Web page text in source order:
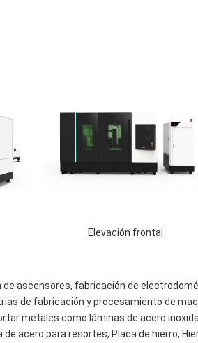
Elevación frontal
ascensores, fabricación de
de fabricación y procesamiento de
metales como láminas de acero
de acero para resortes, Placa de hierro,